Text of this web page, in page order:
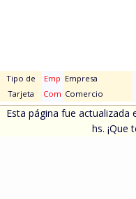
Tipo de
Tarjeta
Emp Empresa
Com Comercio
Esta página fue actualizada
hs. ¡Que